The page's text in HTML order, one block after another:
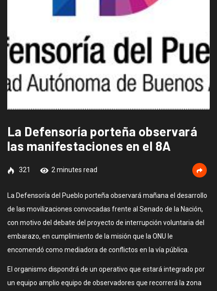
La Defensoría porteña observará
las manifestaciones en el 8A
321 2 minutes read
La Defensoría del Pueblo porteña observará mañana el desarrollo
de las movilizaciones convocadas frente al Senado de la Nación,
con motivo del debate del proyecto de interrupción voluntaria del
embarazo, en cumplimiento de la misión que la ONU le
encomendó como mediadora de conflictos en la vía pública.
El organismo dispondrá de un operativo que estará integrado por
un equipo amplio equipo de observadores que recorrerá la zona